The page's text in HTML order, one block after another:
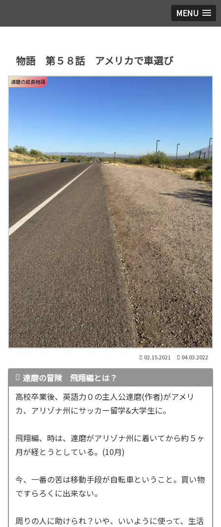
MENU
物語 第５８話 アメリカで車選び
達磨の成長物語
02.15.2021 04.03.2022
達磨の冒険 飛翔編とは？
高校卒業後、英語力０の主人公達磨(作者)がアメリ
カ、アリゾナ州にサッカー留学&大学生に。
飛翔編、時は、達磨がアリゾナ州に着いてから約５ヶ
月が経とうとしている。(10月)
今、一番の苦は移動手段が自転車ということ。買い物
ですらろくに出来ない。
周りの人に助けられ？いや、いいように使って、生活